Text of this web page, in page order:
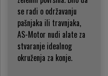
se radi o održavanju
pašnjaka ili travnjaka,
AS-Motor nudi alate za
stvaranje idealnog
okruženja za konje.